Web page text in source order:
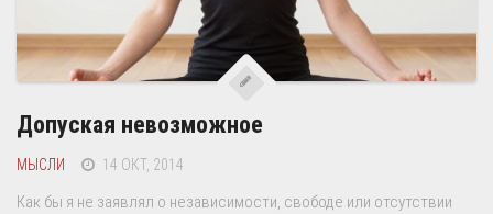
Допуская невозможное
МЫСЛИ 14 ОКТ, 2014
Как бы я не заявлял о независимости, свободе или отсутствии